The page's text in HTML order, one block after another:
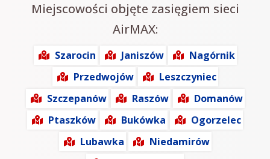
Miejscowości objęte zasięgiem sieci
AirMAX:
Szarocin Janiszów
Nagórnik
Przedwojów
Leszczyniec
Szczepanów
Raszów
Domanów
Ptaszków
Bukówka
Ogorzelec
Lubawka
Niedamirów